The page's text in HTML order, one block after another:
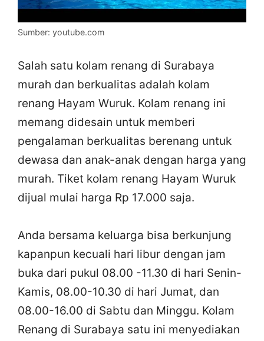
Sumber: youtube.com
Salah satu kolam renang di Surabaya
murah dan berkualitas adalah kolam
renang Hayam Wuruk. Kolam renang ini
memang didesain untuk memberi
pengalaman berkualitas berenang untuk
dewasa dan anak-anak dengan harga yang
murah. Tiket kolam renang Hayam Wuruk
dijual mulai harga Rp 17.000 saja.
Anda bersama keluarga bisa berkunjung
kapanpun kecuali hari libur dengan jam
buka dari pukul 08.00 -11.30 di hari Senin-
Kamis, 08.00-10.30 di hari Jumat, dan
08.00-16.00 di Sabtu dan Minggu. Kolam
Renang di Surabaya satu ini menyediakan